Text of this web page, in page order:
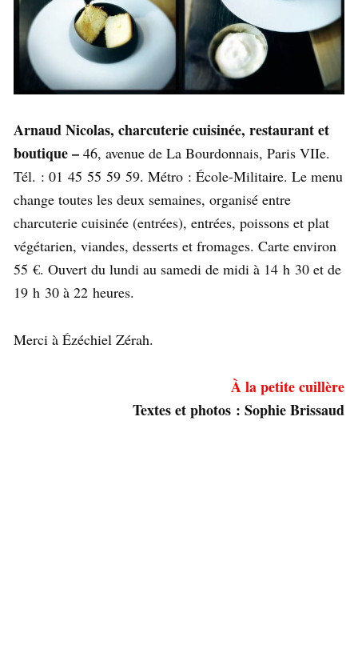
Arnaud Nicolas, charcuterie cuisinée, restaurant et
boutique – 46, avenue de La Bourdonnais, Paris VIIe.
Tél. : 01 45 55 59 59. Métro : École-Militaire. Le menu
change toutes les deux semaines, organisé entre
charcuterie cuisinée (entrées), entrées, poissons et plat
végétarien, viandes, desserts et fromages. Carte environ
55 €. Ouvert du lundi au samedi de midi à 14 h 30 et de
19 h 30 à 22 heures.
Merci à Ézéchiel Zérah.
À la petite cuillère
Textes et photos : Sophie Brissaud